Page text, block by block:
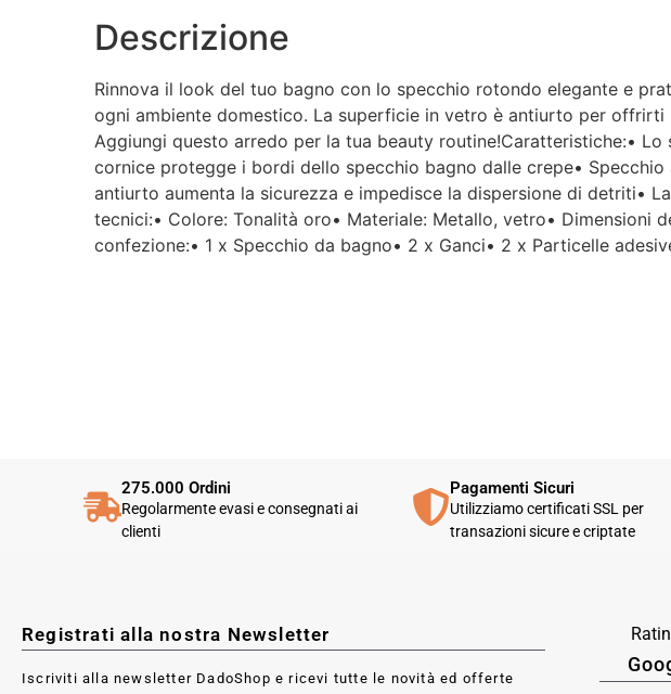
Per
più
molto
lenta
Descrizione
Rinnova il look del tuo bagno con lo specchio rotondo elegante e
ogni ambiente domestico. La superficie in vetro è antiurto per
Aggiungi questo arredo per la tua beauty routine!Caratteristiche:•
cornice protegge i bordi dello specchio bagno dalle crepe•
antiurto aumenta la sicurezza e impedisce la dispersione di detriti•
tecnici:• Colore: Tonalità oro• Materiale: Metallo, vetro•
confezione:• 1 x Specchio da bagno• 2 x Ganci• 2 x Particelle
275.000 Ordini
Regolarmente evasi e consegnati ai
clienti
Pagamenti Sicuri
Utilizziamo certificati SSL per
transazioni sicure e criptate
Registrati alla nostra Newsletter
Iscriviti alla newsletter DadoShop e ricevi tutte le novità ed offerte